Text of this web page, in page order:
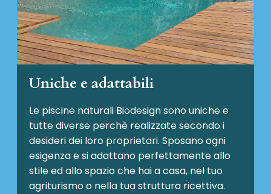
Uniche e adattabili
Le piscine naturali Biodesignsono uniche e
tutte diverse perchè realizzate secondo i
desideri dei loro proprietari. Sposano ogni
esigenza e si adattano perfettamente allo
stile ed allo spazio che hai a casa, nel tuo
agriturismo o nella tua struttura ricettiva.